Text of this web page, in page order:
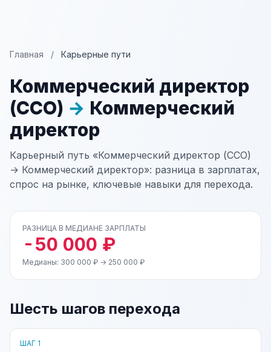
Главная / Карьерные пути
Коммерческий директор
(CCO) → Коммерческий
директор
Карьерный путь «Коммерческий директор (CCO)
→ Коммерческий директор»: разница в зарплатах,
спрос на рынке, ключевые навыки для перехода.
РАЗНИЦА В МЕДИАНЕ ЗАРПЛАТЫ
-50 000 ₽
Медианы: 300 000 ₽ → 250 000 ₽
Шесть шагов перехода
ШАГ 1